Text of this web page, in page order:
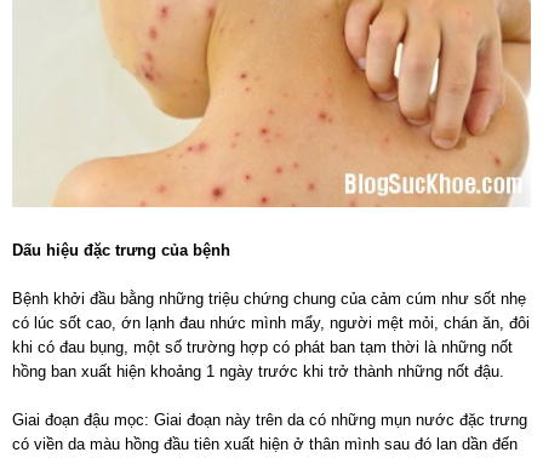
Dấu hiệu đặc trưng của bệnh
Bệnh khởi đầu bằng những triệu chứng chung của cảm cúm như sốt nhẹ
có lúc sốt cao, ớn lạnh đau nhức mình mẩy, người mệt mỏi, chán ăn, đôi
khi có đau bụng, một số trường hợp có phát ban tạm thời là những nốt
hồng ban xuất hiện khoảng 1 ngày trước khi trở thành những nốt đậu.
Giai đoạn đậu mọc: Giai đoạn này trên da có những mụn nước đặc trưng
có viền da màu hồng đầu tiên xuất hiện ở thân mình sau đó lan dần đến